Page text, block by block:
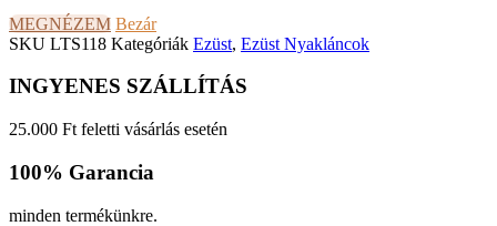
MEGNÉZEM Bezár
SKU LTS118 Kategóriák Ezüst, Ezüst Nyakláncok
INGYENES SZÁLLÍTÁS
25.000 Ft feletti vásárlás esetén
100% Garancia
minden termékünkre.